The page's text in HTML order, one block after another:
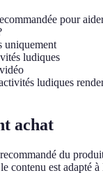
pour
uniquement
ludiques
ludiques
achat
du
contenu est adapté